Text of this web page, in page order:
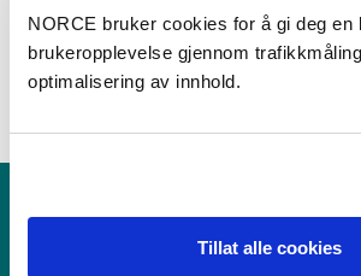
NORCE bruker cookies for å gi deg en
brukeropplevelse gjennom
optimalisering av innhold.
Tillat alle cookies